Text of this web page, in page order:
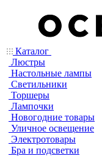
Каталог
Люстры
Настольные лампы
Светильники
Торшеры
Лампочки
Новогодние товары
Уличное освещение
Электротовары
Бра и подсветки